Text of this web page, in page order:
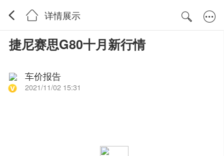
详情展示
捷尼赛思G80十月新行情
车价报告
2021/11/02 15:31